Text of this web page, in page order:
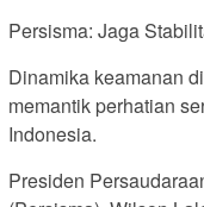
Persisma: Jaga
Dinamika keamanan
memantik perhatian
Indonesia.
Presiden